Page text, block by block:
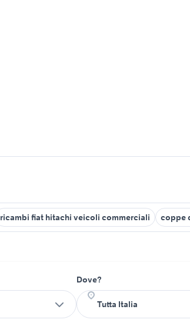
ricambi fiat hitachi veicoli commerciali coppe
Dove?